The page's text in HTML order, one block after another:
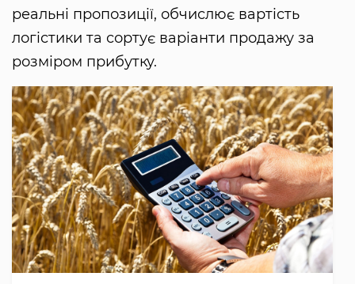
реальні пропозиції, обчислює вартість
логістики та сортує варіанти продажу за
розміром прибутку.